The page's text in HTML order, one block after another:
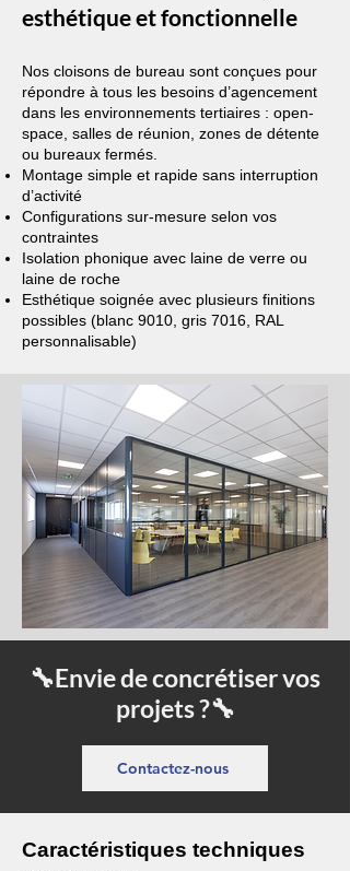
esthétique et fonctionnelle
Nos cloisons de bureau sont conçues pour
répondre à tous les besoins d’agencement
dans les environnements tertiaires : open-
space, salles de réunion, zones de détente
ou bureaux fermés.
Montage simple et rapide sans interruption
d’activité
Configurations sur-mesure selon vos
contraintes
Isolation phonique avec laine de verre ou
laine de roche
Esthétique soignée avec plusieurs finitions
possibles (blanc 9010, gris 7016, RAL
personnalisable)
🔧Envie de concrétiser vos
projets ?🔧
Contactez-nous
Caractéristiques techniques